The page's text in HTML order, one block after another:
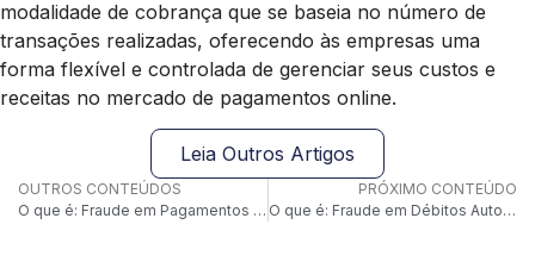
modalidade de cobrança que se baseia no número de
transações realizadas, oferecendo às empresas uma
forma flexível e controlada de gerenciar seus custos e
receitas no mercado de pagamentos online.
Leia Outros Artigos
OUTROS CONTEÚDOS
O que é: Fraude em Pagamentos Contacless
PRÓXIMO CONTEÚDO
O que é: Fraude em Débitos Automáticos